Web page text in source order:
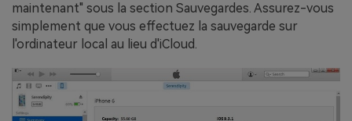
maintenant" sous la section Sauvegardes. Assurez-vous
simplement que vous effectuez la sauvegarde sur
l'ordinateur local au lieu d'iCloud.